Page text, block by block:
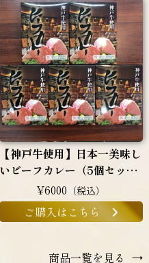
【神戸牛使用】日本一美味し
いビーフカレー（5個セッ
¥6000 （税込）
ご購入はこちら
商品一覧を見る →